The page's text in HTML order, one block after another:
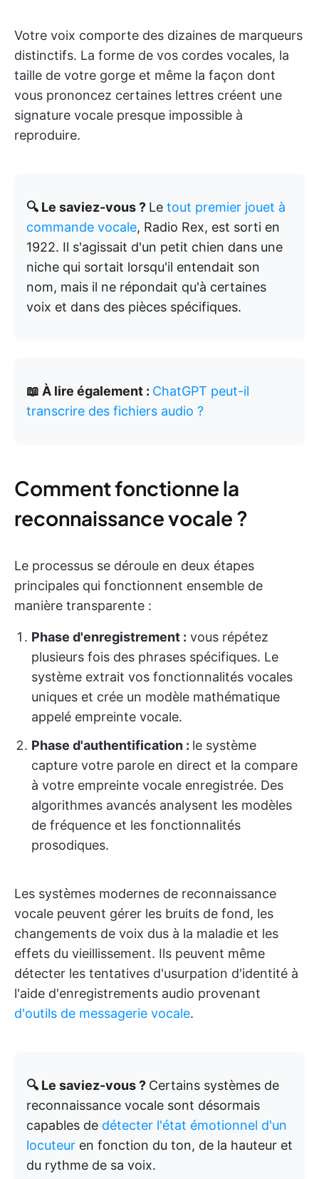
Votre voix comporte des dizaines de marqueurs
distinctifs. La forme de vos cordes vocales, la
taille de votre gorge et même la façon dont
vous prononcez certaines lettres créent une
signature vocale presque impossible à
reproduire.
🔍 Le saviez-vous ? Le tout premier jouet à
commande vocale, Radio Rex, est sorti en
1922. Il s'agissait d'un petit chien dans une
niche qui sortait lorsqu'il entendait son
nom, mais il ne répondait qu'à certaines
voix et dans des pièces spécifiques.
📖 À lire également : ChatGPT peut-il
transcrire des fichiers audio ?
Comment fonctionne la
reconnaissance vocale ?
Le processus se déroule en deux étapes
principales qui fonctionnent ensemble de
manière transparente :
Phase d'enregistrement : vous répétez
plusieurs fois des phrases spécifiques. Le
système extrait vos fonctionnalités vocales
uniques et crée un modèle mathématique
appelé empreinte vocale.
Phase d'authentification : le système
capture votre parole en direct et la compare
à votre empreinte vocale enregistrée. Des
algorithmes avancés analysent les modèles
de fréquence et les fonctionnalités
prosodiques.
Les systèmes modernes de reconnaissance
vocale peuvent gérer les bruits de fond, les
changements de voix dus à la maladie et les
effets du vieillissement. Ils peuvent même
détecter les tentatives d'usurpation d'identité à
l'aide d'enregistrements audio provenant
d'outils de messagerie vocale.
🔍 Le saviez-vous ? Certains systèmes de
reconnaissance vocale sont désormais
capables de détecter l'état émotionnel d'un
locuteur en fonction du ton, de la hauteur et
du rythme de sa voix.